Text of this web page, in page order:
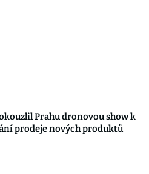
Prahu dronovou show k
prodeje nových produktů